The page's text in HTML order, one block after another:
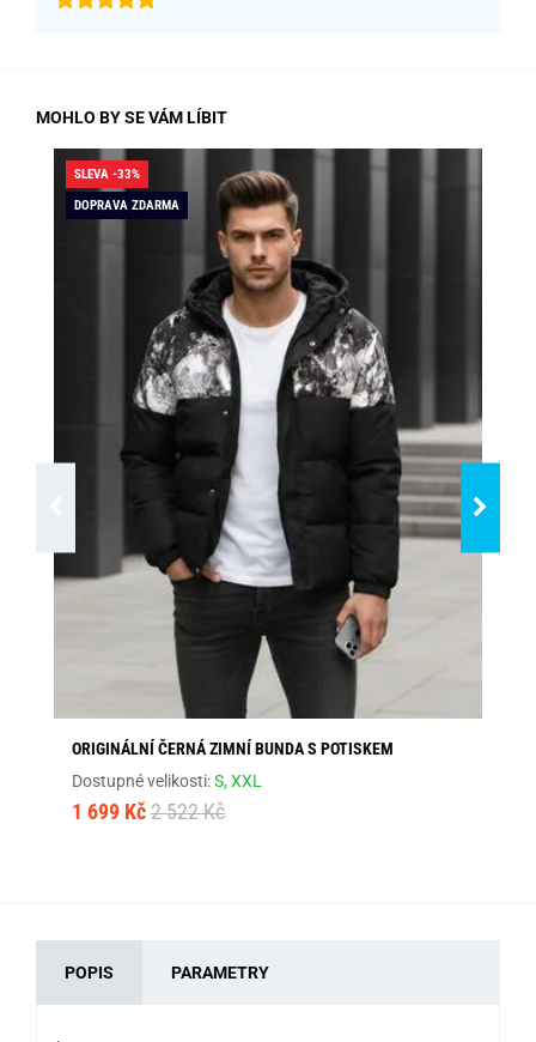
MOHLO BY SE VÁM LÍBIT
SLEVA -33%
DOPRAVA ZDARMA
ORIGINÁLNÍ ČERNÁ ZIMNÍ BUNDA S POTISKEM
Dostupné velikosti:S,XXL
1 699 Kč 2 522 Kč
POPIS PARAMETRY
.